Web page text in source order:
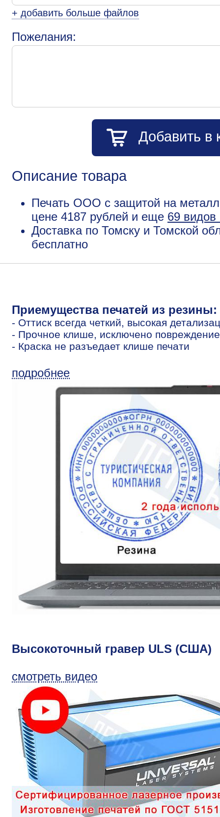
+ добавить больше файлов
Пожелания:
Добавить в
Описание товара
Печать ООО с защитой на
цене 4187 рублей и еще 69 видов
Доставка по Томску и Томской
бесплатно
Приемущества печатей из резины:
- Оттиск всегда четкий, высокая
- Прочное клише, исключено
- Краска не разъедает клише печати
подробнее
Высокоточный гравер ULS (США)
смотреть видео